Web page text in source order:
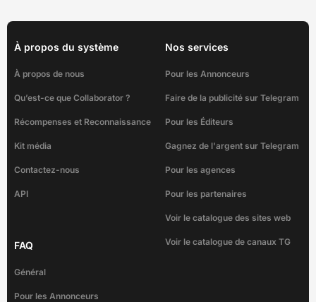
À propos du système
À propos de nous
Qu’est-ce que Collaborator ?
Récompenses et Reconnaissance
Kit média
Contactez-nous
API
FAQ
Général
Pour les Annonceurs
Nos services
Pour les Annonceurs
Faire de la publicité sur Telegram
Pour les Éditeurs
Gagnez de l'argent sur Telegram
Pour les agences
Pour les partenaires
Voir le catalogue des sites web
Voir le catalogue de canaux TG